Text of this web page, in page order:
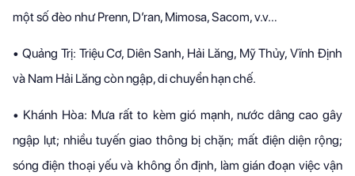
một số đèo như Prenn, D’ran, Mimosa, Sacom, v.v…
• Quảng Trị: Triệu Cơ, Diên Sanh, Hải Lăng, Mỹ Thủy, Vĩnh Định
và Nam Hải Lăng còn ngập, di chuyển hạn chế.
• Khánh Hòa: Mưa rất to kèm gió mạnh, nước dâng cao gây
ngập lụt; nhiều tuyến giao thông bị chặn; mất điện diện rộng;
sóng điện thoại yếu và không ổn định, làm gián đoạn việc vận